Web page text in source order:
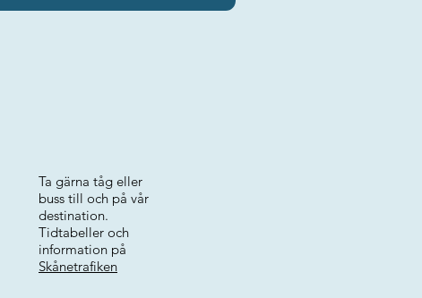
Ta gärna tåg eller
buss till och på vår
destination.
Tidtabeller och
information på
Skånetrafiken